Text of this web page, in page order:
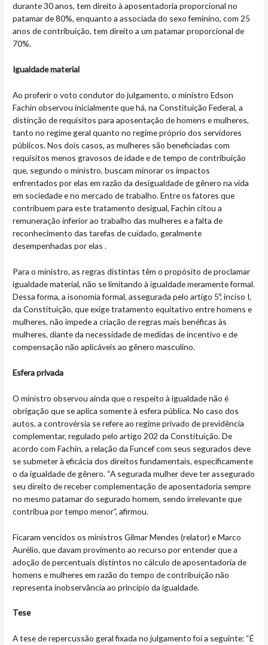
durante 30 anos, tem direito à aposentadoria proporcional no
patamar de 80%, enquanto a associada do sexo feminino, com 25
anos de contribuição, tem direito a um patamar proporcional de
70%.
Igualdade material
Ao proferir o voto condutor do julgamento, o ministro Edson
Fachin observou inicialmente que há, na Constituição Federal, a
distinção de requisitos para aposentação de homens e mulheres,
tanto no regime geral quanto no regime próprio dos servidores
públicos. Nos dois casos, as mulheres são beneficiadas com
requisitos menos gravosos de idade e de tempo de contribuição
que, segundo o ministro, buscam minorar os impactos
enfrentados por elas em razão da desigualdade de gênero na vida
em sociedade e no mercado de trabalho. Entre os fatores que
contribuem para este tratamento desigual, Fachin citou a
remuneração inferior ao trabalho das mulheres e a falta de
reconhecimento das tarefas de cuidado, geralmente
desempenhadas por elas .
Para o ministro, as regras distintas têm o propósito de proclamar
igualdade material, não se limitando à igualdade meramente formal.
Dessa forma, a isonomia formal, assegurada pelo artigo 5º, inciso I,
da Constituição, que exige tratamento equitativo entre homens e
mulheres, não impede a criação de regras mais benéficas às
mulheres, diante da necessidade de medidas de incentivo e de
compensação não aplicáveis ao gênero masculino.
Esfera privada
O ministro observou ainda que o respeito à igualdade não é
obrigação que se aplica somente à esfera pública. No caso dos
autos, a controvérsia se refere ao regime privado de previdência
complementar, regulado pelo artigo 202 da Constituição. De
acordo com Fachin, a relação da Funcef com seus segurados deve
se submeter à eficácia dos direitos fundamentais, especificamente
o da igualdade de gênero. “A segurada mulher deve ter assegurado
seu direito de receber complementação de aposentadoria sempre
no mesmo patamar do segurado homem, sendo irrelevante que
contribua por tempo menor”, afirmou.
Ficaram vencidos os ministros Gilmar Mendes (relator) e Marco
Aurélio, que davam provimento ao recurso por entender que a
adoção de percentuais distintos no cálculo de aposentadoria de
homens e mulheres em razão do tempo de contribuição não
representa inobservância ao princípio da igualdade.
Tese
A tese de repercussão geral fixada no julgamento foi a seguinte: “É